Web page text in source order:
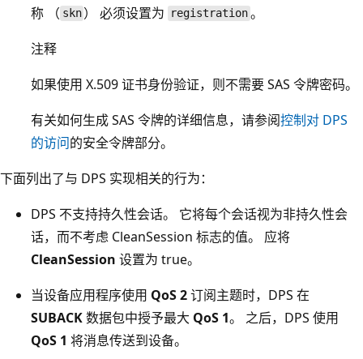
称 （ skn ） 必须设置为 registration。
注释
如果使用 X.509 证书身份验证，则不需要 SAS 令牌密码。
有关如何生成 SAS 令牌的详细信息，请参阅控制对 DPS
的访问的安全令牌部分。
下面列出了与 DPS 实现相关的行为：
DPS 不支持持久性会话。 它将每个会话视为非持久性会
话，而不考虑 CleanSession 标志的值。 应将
CleanSession 设置为 true。
当设备应用程序使用 QoS 2订阅主题时，DPS 在
SUBACK数据包中授予最大 QoS 1。 之后，DPS 使用
QoS 1 将消息传送到设备。